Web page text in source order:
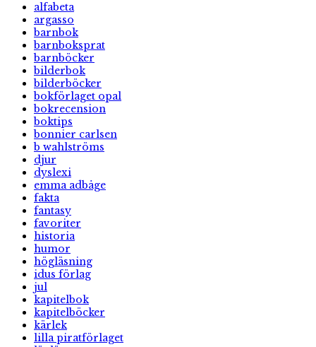
alfabeta
argasso
barnbok
barnboksprat
barnböcker
bilderbok
bilderböcker
bokförlaget opal
bokrecension
boktips
bonnier carlsen
b wahlströms
djur
dyslexi
emma adbåge
fakta
fantasy
favoriter
historia
humor
högläsning
idus förlag
jul
kapitelbok
kapitelböcker
kärlek
lilla piratförlaget